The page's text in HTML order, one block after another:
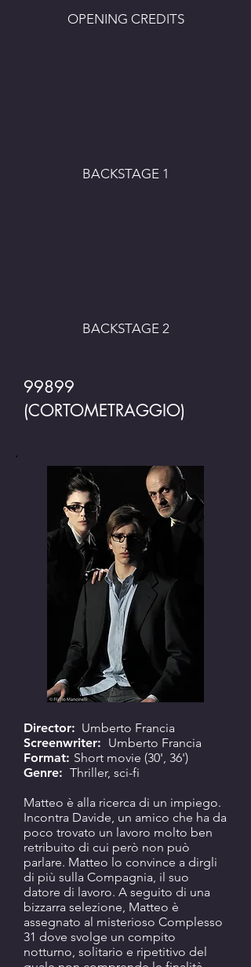
OPENING CREDITS
BACKSTAGE 1
BACKSTAGE 2
99899
(CORTOMETRAGGIO)
Director: Umberto Francia
Screenwriter: Umberto Francia
Format: Short movie (30', 36')
Genre: Thriller, sci-fi
Matteo è alla ricerca di un impiego.
Incontra Davide, un amico che ha da
poco trovato un lavoro molto ben
retribuito di cui però non può
parlare. Matteo lo convince a dirgli
di più sulla Compagnia, il suo
datore di lavoro. A seguito di una
bizzarra selezione, Matteo è
assegnato al misterioso Complesso
31 dove svolge un compito
notturno, solitario e ripetitivo del